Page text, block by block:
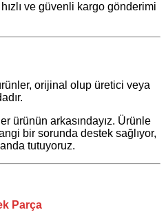
ve güvenli kargo gönderimi
orijinal olup üretici veya
ürünün arkasındayız. Ürünle
bir sorunda destek sağlıyor,
tutuyoruz.
Parça